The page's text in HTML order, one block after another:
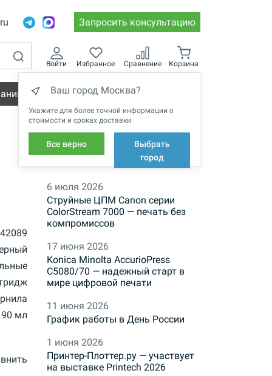
Запросить консультацию
Войти Избранное Сравнение Корзина
Ваш город Москва?
Укажите для более точной информации о
стоимости и сроках доставки
Все верно
Выбрать
город
Вакансии
мл
НОВОСТИ
6 июля 2026
Струйные ЦПМ Canon серии
ColorStream 7000 — печать без
компромиссов
17 июня 2026
Konica Minolta AccurioPress
C5080/70 — надежный старт в
мире цифровой печати
11 июня 2026
График работы в День России
1 июня 2026
Принтер-Плоттер.ру — участвует
на выставке Printech 2026